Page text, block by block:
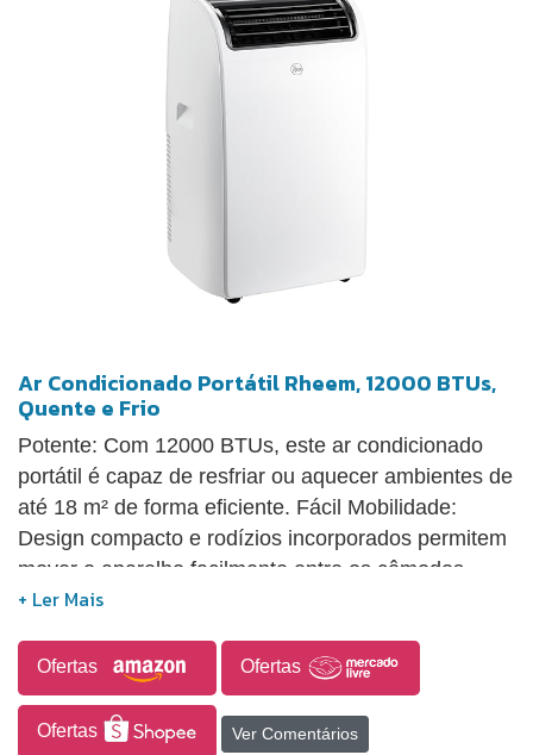
Ar Condicionado Portátil Rheem, 12000 BTUs,
Quente e Frio
Potente: Com 12000 BTUs, este ar condicionado
portátil é capaz de resfriar ou aquecer ambientes de
até 18 m² de forma eficiente. Fácil Mobilidade:
Design compacto e rodízios incorporados permitem
mover o aparelho facilmente entre os cômodos.
Controle Remoto: Ajuste a temperatura, modo e
intuitivo. Múltiplas Funções: Oferece modos de
refrigeração, ventilação, desumidificação e
aquecimento, para atender suas necessidades.
Ofertas Ofertas
Ofertas Ver Comentários